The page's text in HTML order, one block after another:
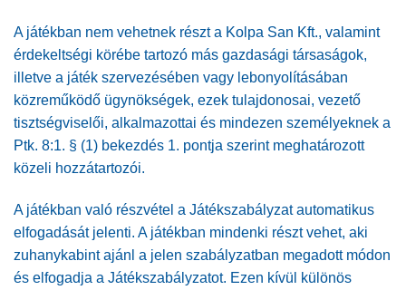
A játékban nem vehetnek részt a Kolpa San Kft., valamint
érdekeltségi körébe tartozó más gazdasági társaságok,
illetve a játék szervezésében vagy lebonyolításában
közreműködő ügynökségek, ezek tulajdonosai, vezető
tisztségviselői, alkalmazottai és mindezen személyeknek a
Ptk. 8:1. § (1) bekezdés 1. pontja szerint meghatározott
közeli hozzátartozói.
A játékban való részvétel a Játékszabályzat automatikus
elfogadását jelenti. A játékban mindenki részt vehet, aki
zuhanykabint ajánl a jelen szabályzatban megadott módon
és elfogadja a Játékszabályzatot. Ezen kívül különös